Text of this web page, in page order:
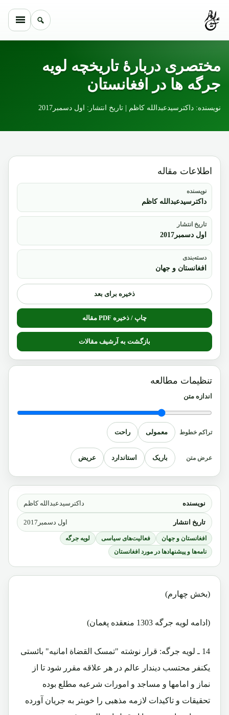
مختصری دربارۀ تاریخچه لویه
جرگه ها در افغانستان
نویسنده: داکترسیدعبدالله کاظم | تاریخ انتشار: اول دسمبر2017
نویسنده داکترسیدعبدالله کاظم
تاریخ انتشار اول دسمبر2017
افغانستان و جهان فعالیت‌های سیاسی
لویه جرگه
نامه‌ها و پیشنهادها در مورد افغانستان
(بخش چهارم)
(ادامه لویه جرگه 1303 منعقده پغمان)
14 ـ لویه جرگه: قرار نوشته "تمسک القضاة امانیه" بائستی
یکنفر محتسب دیندار عالم در هر علاقه مقرر شود تا از
نماز و امامها و مساجد و امورات شرعیه مطلع بوده
تحقیقات و تاکیدات لازمه مذهبی را خوبتر به جریان آورده
اطلاعات مقاله
نویسنده
داکترسیدعبدالله کاظم
تاریخ انتشار
اول دسمبر2017
دسته‌بندی
افغانستان و جهان
ذخیره برای بعد
چاپ / ذخیره PDF مقاله
بازگشت به آرشیف مقالات
تنظیمات مطالعه
اندازه متن
تراکم خطوط معمولی راحت
عرض متن باریک استاندارد عریض